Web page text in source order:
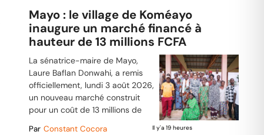
Mayo : le village de Koméayo
inaugure un marché financé à
hauteur de 13 millions FCFA
La sénatrice-maire de Mayo,
Laure Baflan Donwahi, a remis
officiellement, lundi 3 août 2026,
un nouveau marché construit
pour un coût de 13 millions de
Par Constant Cocora Il y'a 19 heures